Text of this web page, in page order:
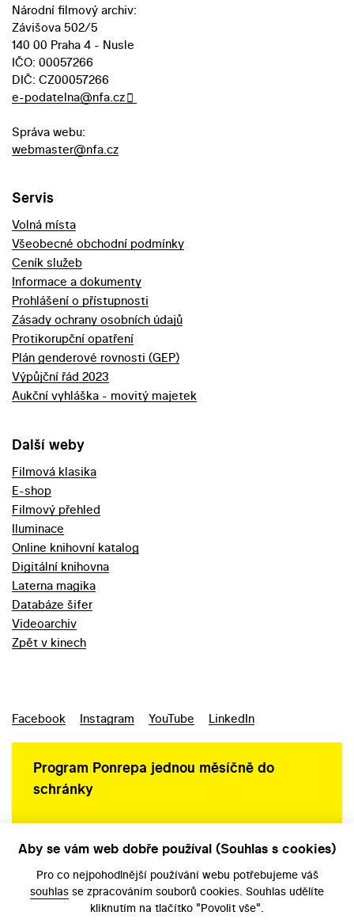
Národní filmový archiv:
Závišova 502/5
140 00 Praha 4 - Nusle
IČO: 00057266
DIČ: CZ00057266
e-podatelna@nfa.cz
Správa webu:
webmaster@nfa.cz
Servis
Volná místa
Všeobecné obchodní podmínky
Ceník služeb
Informace a dokumenty
Prohlášení o přístupnosti
Zásady ochrany osobních údajů
Protikorupční opatření
Plán genderové rovnosti (GEP)
Výpůjční řád 2023
Aukční vyhláška - movitý majetek
Další weby
Filmová klasika
E-shop
Filmový přehled
Iluminace
Online knihovní katalog
Digitální knihovna
Laterna magika
Databáze šifer
Videoarchiv
Zpět v kinech
Facebook Instagram YouTube LinkedIn
Program Ponrepa jednou měsíčně do
schránky
Aby se vám web dobře používal (Souhlas s cookies)
Pro co nejpohodlnější používání webu potřebujeme váš
souhlas se zpracováním souborů cookies. Souhlas udělíte
kliknutím na tlačítko "Povolit vše".